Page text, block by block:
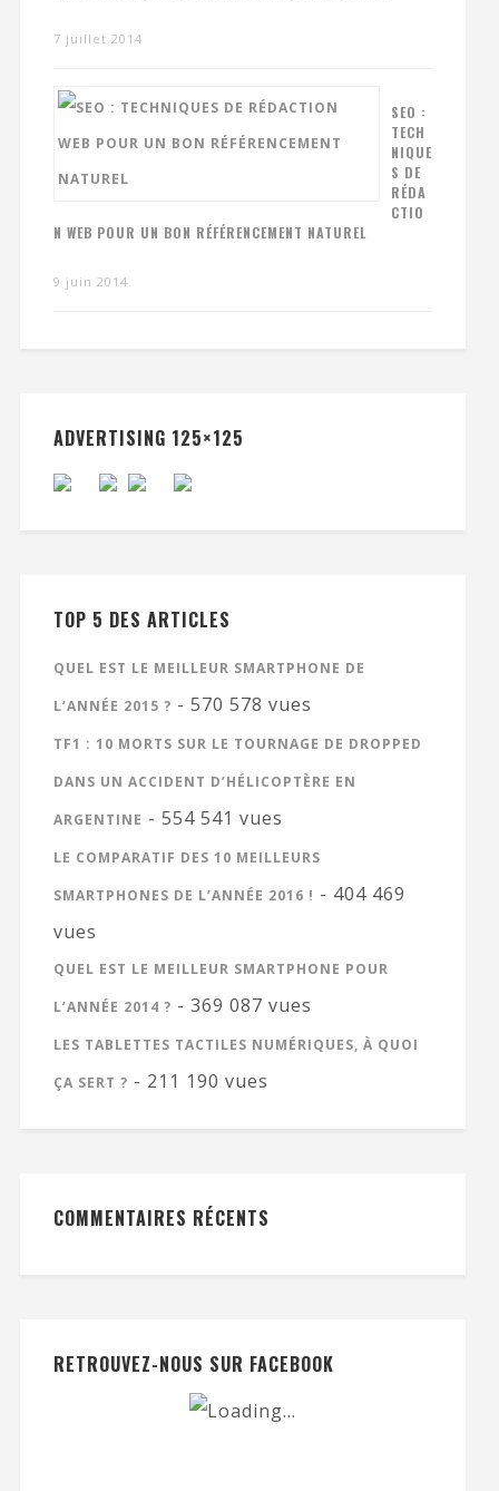
7 juillet 2014
SEO :
TECH
NIQUE
S DE
RÉDA
CTIO
N WEB POUR UN BON RÉFÉRENCEMENT NATUREL
9 juin 2014
ADVERTISING 125×125
TOP 5 DES ARTICLES
QUEL EST LE MEILLEUR SMARTPHONE DE
L’ANNÉE 2015 ? - 570 578 vues
TF1 : 10 MORTS SUR LE TOURNAGE DE DROPPED
DANS UN ACCIDENT D’HÉLICOPTÈRE EN
ARGENTINE - 554 541 vues
LE COMPARATIF DES 10 MEILLEURS
SMARTPHONES DE L’ANNÉE 2016 ! - 404 469
vues
QUEL EST LE MEILLEUR SMARTPHONE POUR
L’ANNÉE 2014 ? - 369 087 vues
LES TABLETTES TACTILES NUMÉRIQUES, À QUOI
ÇA SERT ? - 211 190 vues
COMMENTAIRES RÉCENTS
RETROUVEZ-NOUS SUR FACEBOOK